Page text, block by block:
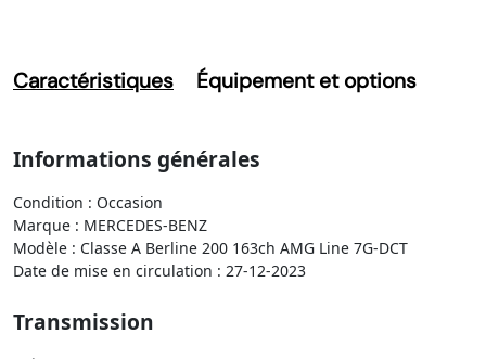
Caractéristiques Équipement et options
Informations générales
Condition : Occasion
Marque : MERCEDES-BENZ
Modèle : Classe A Berline 200 163ch AMG Line 7G-DCT
Date de mise en circulation : 27-12-2023
Transmission